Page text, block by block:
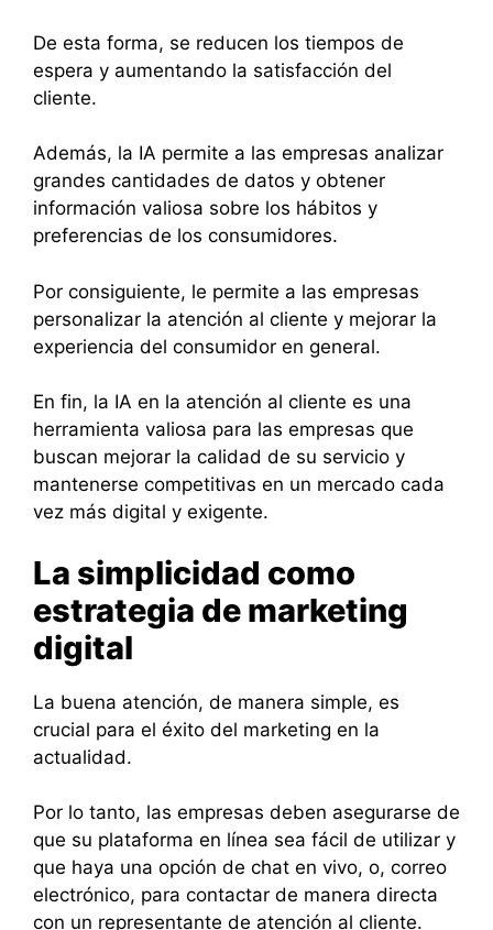
De esta forma, se reducen los tiempos de
espera y aumentando la satisfacción del
cliente.
Además, la IA permite a las empresas analizar
grandes cantidades de datos y obtener
información valiosa sobre los hábitos y
preferencias de los consumidores.
Por consiguiente, le permite a las empresas
personalizar la atención al cliente y mejorar la
experiencia del consumidor en general.
En fin, la IA en la atención al cliente es una
herramienta valiosa para las empresas que
buscan mejorar la calidad de su servicio y
mantenerse competitivas en un mercado cada
vez más digital y exigente.
La simplicidad como
estrategia de marketing
digital
La buena atención, de manera simple, es
crucial para el éxito del marketing en la
actualidad.
Por lo tanto, las empresas deben asegurarse de
que su plataforma en línea sea fácil de utilizar y
que haya una opción de chat en vivo, o, correo
electrónico, para contactar de manera directa
con un representante de atención al cliente.